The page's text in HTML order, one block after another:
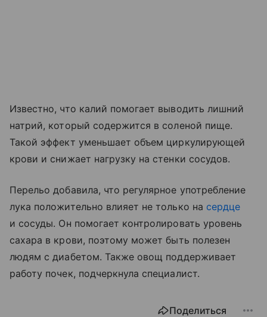
Известно, что калий помогает выводить лишний
натрий, который содержится в соленой пище.
Такой эффект уменьшает объем циркулирующей
крови и снижает нагрузку на стенки сосудов.
Перельо добавила, что регулярное употребление
лука положительно влияет не только на сердце
и сосуды. Он помогает контролировать уровень
сахара в крови, поэтому может быть полезен
людям с диабетом. Также овощ поддерживает
работу почек, подчеркнула специалист.
Поделиться